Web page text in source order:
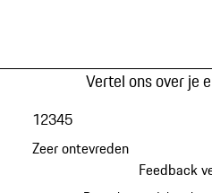
Vertel ons over je
Zeer ontevreden
12345
Feedback